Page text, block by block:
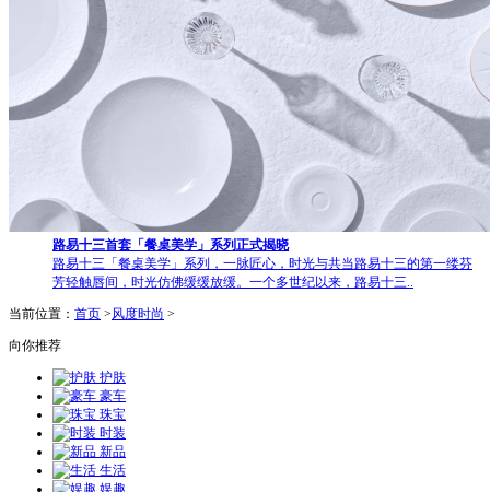
路易十三首套「餐桌美学」系列正式揭晓
路易十三「餐桌美学」系列，一脉匠心，时光与共当路易十三的第一缕芬
芳轻触唇间，时光仿佛缓缓放缓。一个多世纪以来，路易十三..
当前位置： 首页 >风度时尚 >
向你推荐
护肤
豪车
珠宝
时装
新品
生活
娱趣